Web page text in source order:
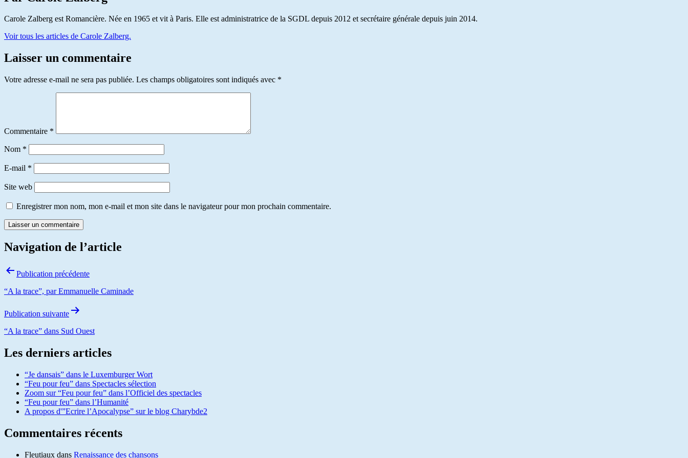
Carole Zalberg est Romancière. Née en 1965 et vit à Paris. Elle est administratrice de la SGDL depuis 2012 et secrétaire générale depuis juin 2014.
Voir tous les articles de Carole Zalberg.
Laisser un commentaire
Votre adresse e-mail ne sera pas publiée. Les champs obligatoires sont indiqués avec *
Commentaire *
Nom *
E-mail *
Site web
Enregistrer mon nom, mon e-mail et mon site dans le navigateur pour mon prochain commentaire.
Navigation de l’article
Publication précédente
“A la trace”, par Emmanuelle Caminade
Publication suivante
“A la trace” dans Sud Ouest
Les derniers articles
“Je dansais” dans le Luxemburger Wort
“Feu pour feu” dans Spectacles sélection
Zoom sur “Feu pour feu” dans l’Officiel des spectacles
“Feu pour feu” dans l’Humanité
A propos d'”Ecrire l’Apocalypse” sur le blog Charybde2
Commentaires récents
Fleutiaux dans Renaissance des chansons